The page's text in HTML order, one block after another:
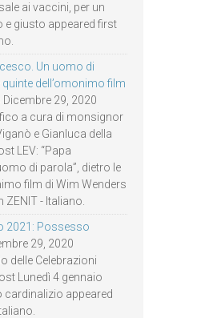
ai vaccini, per un
e giusto appeared first
Un uomo di
quinte dell’omonimo film
Dicembre 29, 2020
a cura di monsignor
e Gianluca della
LEV: “Papa
di parola”, dietro le
film di Wim Wenders
- Italiano.
2021: Possesso
29, 2020
delle Celebrazioni
Lunedì 4 gennaio
cardinalizio appeared